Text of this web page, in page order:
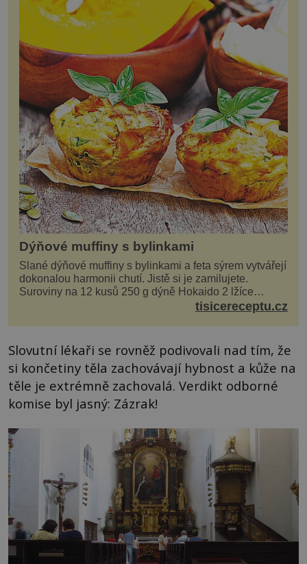
Dýňové muffiny s bylinkami
Slané dýňové muffiny s bylinkami a feta sýrem vytvářejí
dokonalou harmonii chutí. Jistě si je zamilujete.
Suroviny na 12 kusů 250 g dýně Hokaido 2 lžíce
olivového oleje sůl, pepř hrst nasekaných špen...
tisicereceptu.cz
Slovutní lékaři se rovněž podivovali nad tím, že
si končetiny těla zachovávají hybnost a kůže na
těle je extrémně zachovalá. Verdikt odborné
komise byl jasný: Zázrak!